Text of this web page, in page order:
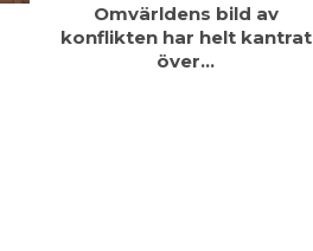
Omvärldens bild av
konflikten har helt kantrat
över…